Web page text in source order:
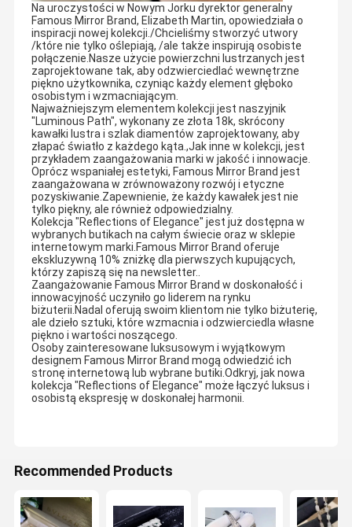
Na uroczystości w Nowym Jorku dyrektor generalny
Famous Mirror Brand, Elizabeth Martin, opowiedziała o
inspiracji nowej kolekcji./Chcieliśmy stworzyć utwory
/które nie tylko oślepiają, /ale także inspirują osobiste
połączenie.Nasze użycie powierzchni lustrzanych jest
zaprojektowane tak, aby odzwierciedlać wewnętrzne
piękno użytkownika, czyniąc każdy element głęboko
osobistym i wzmacniającym.
Najważniejszym elementem kolekcji jest naszyjnik
"Luminous Path", wykonany ze złota 18k, skrócony
kawałki lustra i szlak diamentów zaprojektowany, aby
złapać światło z każdego kąta.,Jak inne w kolekcji, jest
przykładem zaangażowania marki w jakość i innowacje.
Oprócz wspaniałej estetyki, Famous Mirror Brand jest
zaangażowana w zrównoważony rozwój i etyczne
pozyskiwanie.Zapewnienie, że każdy kawałek jest nie
tylko piękny, ale również odpowiedzialny.
Kolekcja "Reflections of Elegance" jest już dostępna w
wybranych butikach na całym świecie oraz w sklepie
internetowym marki.Famous Mirror Brand oferuje
ekskluzywną 10% zniżkę dla pierwszych kupujących,
którzy zapiszą się na newsletter..
Zaangażowanie Famous Mirror Brand w doskonałość i
innowacyjność uczyniło go liderem na rynku
biżuterii.Nadal oferują swoim klientom nie tylko biżuterię,
ale dzieło sztuki, które wzmacnia i odzwierciedla własne
piękno i wartości noszącego.
Osoby zainteresowane luksusowym i wyjątkowym
designem Famous Mirror Brand mogą odwiedzić ich
stronę internetową lub wybrane butiki.Odkryj, jak nowa
kolekcja "Reflections of Elegance" może łączyć luksus i
osobistą ekspresję w doskonałej harmonii.
Recommended Products